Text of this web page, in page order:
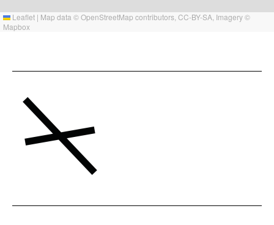
Leaflet | Map data ©OpenStreetMap contributors, CC-BY-SA , Imagery ©
Mapbox